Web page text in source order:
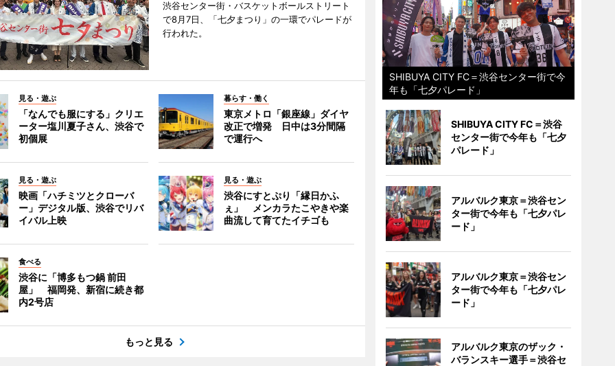
渋谷センター街・バスケットボールストリート
で8月7日、「七夕まつり」の一環でパレードが
行われた。
見る・遊ぶ
「なんでも服にする」クリエ
ーター塩川夏子さん、渋谷で
初個展
暮らす・働く
東京メトロ「銀座線」ダイヤ
改正で増発 日中は3分間隔
で運行へ
見る・遊ぶ
映画「ハチミツとクローバ
ー」デジタル版、渋谷でリバ
イバル上映
見る・遊ぶ
渋谷にすとぷり「縁日かふ
ぇ」 メンカラたこやきや楽
曲流して育てたイチゴも
食べる
渋谷に「博多もつ鍋 前田
屋」 福岡発、新宿に続き都
内2号店
もっと見る
SHIBUYA CITY FC＝渋谷センター街で今
年も「七夕パレード」
SHIBUYA CITY FC＝渋谷
センター街で今年も「七夕
パレード」
アルバルク東京＝渋谷セン
ター街で今年も「七夕パレ
ード」
アルバルク東京＝渋谷セン
ター街で今年も「七夕パレ
ード」
アルバルク東京のザック・
バランスキー選手＝渋谷セ